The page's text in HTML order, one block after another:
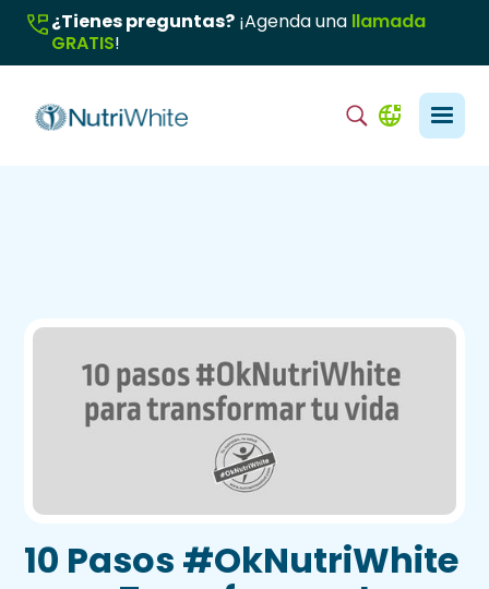
¿Tienes preguntas? ¡Agenda una llamada
GRATIS!
10 Pasos #OkNutriWhite